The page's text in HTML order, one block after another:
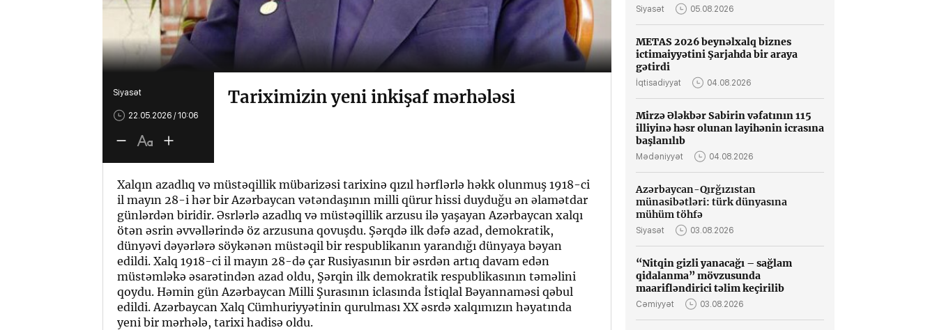
Siyasət
22.05.2026 / 10:06
Tariximizin yeni inkişaf mərhələsi
Xalqın azadlıq və müstəqillik mübarizəsi tarixinə qızıl hərflərlə həkk olunmuş 1918-ci
il mayın 28-i hər bir Azərbaycan vətəndaşının milli qürur hissi duyduğu ən əlamətdar
günlərdən biridir. Əsrlərlə azadlıq və müstəqillik arzusu ilə yaşayan Azərbaycan xalqı
ötən əsrin əvvəllərində öz arzusuna qovuşdu. Şərqdə ilk dəfə azad, demokratik,
dünyəvi dəyərlərə söykənən müstəqil bir respublikanın yarandığı dünyaya bəyan
edildi. Xalq 1918-ci il mayın 28-də çar Rusiyasının bir əsrdən artıq davam edən
müstəmləkə əsarətindən azad oldu, Şərqin ilk demokratik respublikasının təməlini
qoydu. Həmin gün Azərbaycan Milli Şurasının iclasında İstiqlal Bəyannaməsi qəbul
edildi. Azərbaycan Xalq Cümhuriyyətinin qurulması XX əsrdə xalqımızın həyatında
yeni bir mərhələ, tarixi hadisə oldu.
Siyasət 05.08.2026
METAS 2026 beynəlxalq biznes
ictimaiyyətini Şarjahda bir araya
gətirdi
İqtisadiyyat 04.08.2026
Mirzə Ələkbər Sabirin vəfatının 115
illiyinə həsr olunan layihənin icrasına
başlanılıb
Mədəniyyət 04.08.2026
Azərbaycan-Qırğızıstan
münasibətləri: türk dünyasına
mühüm töhfə
Siyasət 03.08.2026
“Nitqin gizli yanacağı – sağlam
qidalanma” mövzusunda
maarifləndirici təlim keçirilib
Cəmiyyət 03.08.2026